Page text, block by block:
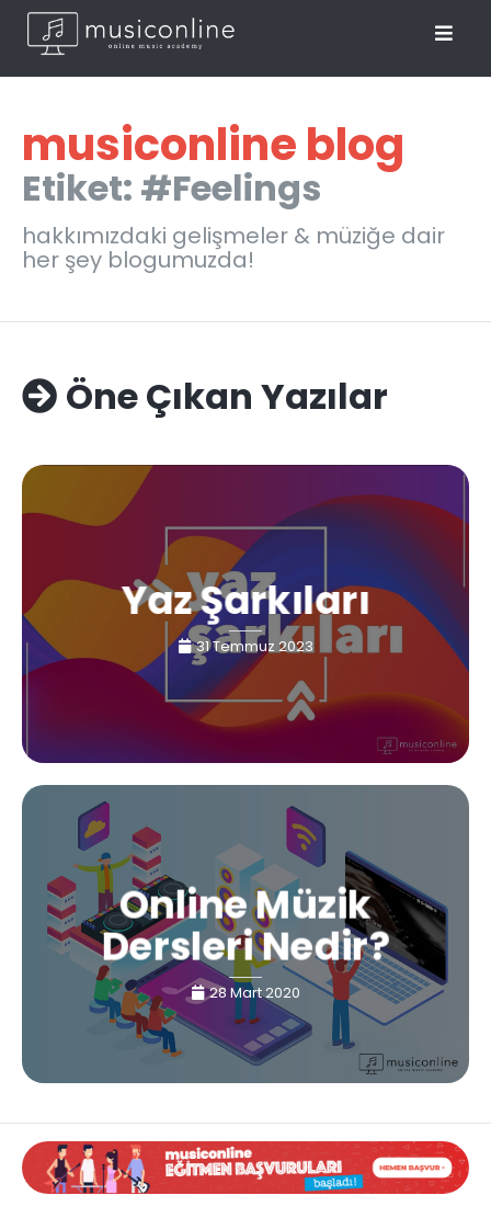
musiconline blog
Etiket: #Feelings
hakkımızdaki gelişmeler & müziğe dair
her şey blogumuzda!
Öne Çıkan Yazılar
Yaz Şarkıları
31 Temmuz 2023
Online Müzik
Dersleri Nedir?
28 Mart 2020